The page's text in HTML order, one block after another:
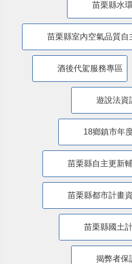
苗栗縣水
苗栗縣室內空氣品質自
酒後代駕服務專區
遊說法資
18鄉鎮市年
苗栗縣自主更新
苗栗縣都市計畫
苗栗縣國土
揭弊者保